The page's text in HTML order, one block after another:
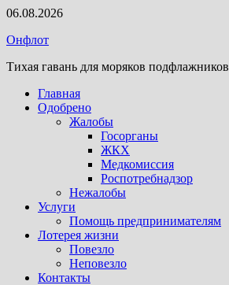
Перейти
содержимому
06.08.2026
Онфлот
Тихая гавань для моряков подфлажников
Главная
Одобрено
Жалобы
Госорганы
ЖКХ
Медкомиссия
Роспотребнадзор
Нежалобы
Услуги
Помощь предпринимателям
Лотерея жизни
Повезло
Неповезло
Контакты